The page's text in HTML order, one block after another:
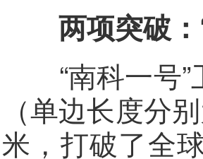
两项突破：“
“南科一号”
（单边长度分
米，打破了全